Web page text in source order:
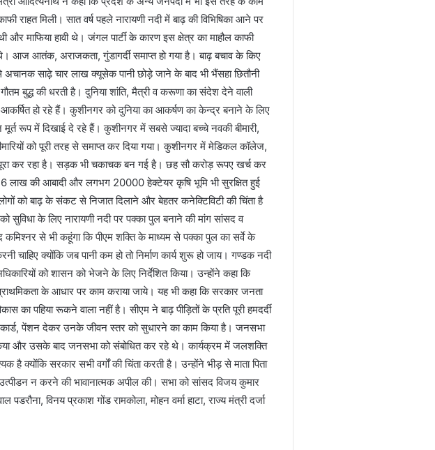
मिली। सात वर्ष पहले नारायणी नदी में बाढ़ की विभिषिका आने पर
और माफिया हावी थे। जंगल पार्टी के कारण इस क्षेत्र का माहौल काफी
आज आतंक, अराजकता, गुंडागर्दी समाप्त हो गया है। बाढ़ बचाव के किए
अचानक साढ़े चार लाख क्यूसेक पानी छोड़े जाने के बाद भी भैंसहा छितौनी
बुद्ध की धरती है। दुनिया शांति, मैत्री व करूणा का संदेश देने वाली
हो रहे हैं। कुशीनगर को दुनिया का आकर्षण का केन्द्र बनाने के लिए
रूप में दिखाई दे रहे हैं। कुशीनगर में सबसे ज्यादा बच्चे नवकी बीमारी,
को पूरी तरह से समाप्त कर दिया गया। कुशीनगर में मेडिकल कॉलेज,
पूरा कर रहा है। सड़क भी चकाचक बन गई है। छह सौ करोड़ रूपए खर्च कर
लाख की आबादी और लगभग 20000 हेक्टेयर कृषि भूमि भी सुरक्षित हुई
को बाढ़ के संकट से निजात दिलाने और बेहतर कनेक्टिविटी की चिंता है
सुविधा के लिए नारायणी नदी पर पक्का पुल बनाने की मांग सांसद व
से भी कहूंगा कि पीएम शक्ति के माध्यम से पक्का पुल का सर्वे के
चाहिए क्योंकि जब पानी कम हो तो निर्माण कार्य शुरू हो जाय। गण्डक नदी
को शासन को भेजने के लिए निर्देशित किया। उन्होंने कहा कि
के आधार पर काम कराया जाये। यह भी कहा कि सरकार जनता
पहिया रूकने वाला नहीं है। सीएम ने बाढ़ पीड़ितों के प्रति पूरी हमदर्दी
पेंशन देकर उनके जीवन स्तर को सुधारने का काम किया है। जनसभा
और उसके बाद जनसभा को संबोधित कर रहे थे। कार्यक्रम में जलशक्ति
क्योंकि सरकार सभी वर्गों की चिंता करती है। उन्होंने भीड़ से माता पिता
न करने की भावानात्मक अपील की। सभा को सांसद विजय कुमार
विनय प्रकाश गोंड रामकोला, मोहन वर्मा हाटा, राज्य मंत्री दर्जा